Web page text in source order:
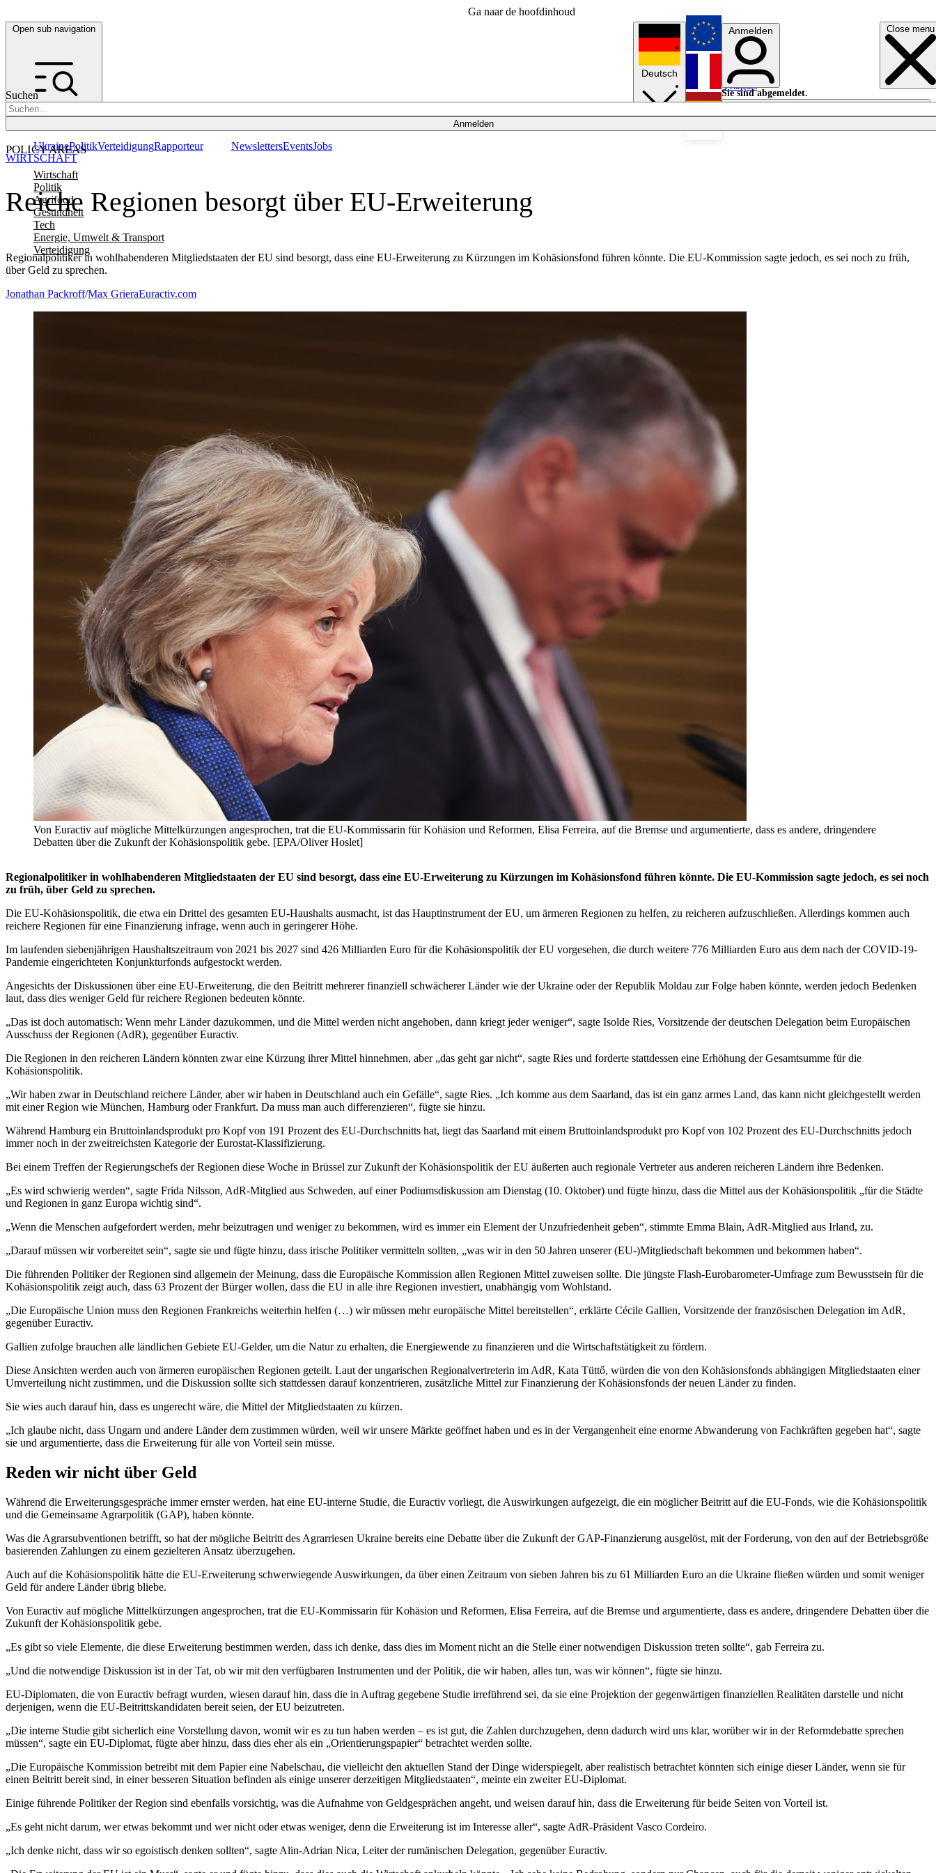
Ga naar de hoofdinhoud
Open sub navigation Close menu
Suchen
Anmelden
POLICY AREAS
Wirtschaft
Politik
Agrifood
Gesundheit
Tech
Energie, Umwelt & Transport
Verteidigung
UkrainePolitikVerteidigungRapporteur NewslettersEventsJobs
Deutsch
English
Français
Anmelden
Sie sind abgemeldet.
Anmelden
Licht aus
Reiche Regionen besorgt über EU-Erweiterung
Regionalpolitiker in wohlhabenderen Mitgliedstaaten der EU sind besorgt, dass eine EU-Erweiterung zu Kürzungen im Kohäsionsfond führen könnte. Die EU-Kommission sagte jedoch, es sei noch zu früh,
über Geld zu sprechen.
WIRTSCHAFT
Jonathan Packroff/Max GrieraEuractiv.com
Von Euractiv auf mögliche Mittelkürzungen angesprochen, trat die EU-Kommissarin für Kohäsion und Reformen, Elisa Ferreira, auf die Bremse und argumentierte, dass es andere, dringendere
Debatten über die Zukunft der Kohäsionspolitik gebe. [EPA/Oliver Hoslet]
Regionalpolitiker in wohlhabenderen Mitgliedstaaten der EU sind besorgt, dass eine EU-Erweiterung zu Kürzungen im Kohäsionsfond führen könnte. Die EU-Kommission sagte jedoch, es sei noch
zu früh, über Geld zu sprechen.
Die EU-Kohäsionspolitik, die etwa ein Drittel des gesamten EU-Haushalts ausmacht, ist das Hauptinstrument der EU, um ärmeren Regionen zu helfen, zu reicheren aufzuschließen. Allerdings kommen auch
reichere Regionen für eine Finanzierung infrage, wenn auch in geringerer Höhe.
Im laufenden siebenjährigen Haushaltszeitraum von 2021 bis 2027 sind 426 Milliarden Euro für die Kohäsionspolitik der EU vorgesehen, die durch weitere 776 Milliarden Euro aus dem nach der COVID-19-
Pandemie eingerichteten Konjunkturfonds aufgestockt werden.
Angesichts der Diskussionen über eine EU-Erweiterung, die den Beitritt mehrerer finanziell schwächerer Länder wie der Ukraine oder der Republik Moldau zur Folge haben könnte, werden jedoch Bedenken
laut, dass dies weniger Geld für reichere Regionen bedeuten könnte.
„Das ist doch automatisch: Wenn mehr Länder dazukommen, und die Mittel werden nicht angehoben, dann kriegt jeder weniger“, sagte Isolde Ries, Vorsitzende der deutschen Delegation beim Europäischen
Ausschuss der Regionen (AdR), gegenüber Euractiv.
Die Regionen in den reicheren Ländern könnten zwar eine Kürzung ihrer Mittel hinnehmen, aber „das geht gar nicht“, sagte Ries und forderte stattdessen eine Erhöhung der Gesamtsumme für die
Kohäsionspolitik.
„Wir haben zwar in Deutschland reichere Länder, aber wir haben in Deutschland auch ein Gefälle“, sagte Ries. „Ich komme aus dem Saarland, das ist ein ganz armes Land, das kann nicht gleichgestellt werden
mit einer Region wie München, Hamburg oder Frankfurt. Da muss man auch differenzieren“, fügte sie hinzu.
Während Hamburg ein Bruttoinlandsprodukt pro Kopf von 191 Prozent des EU-Durchschnitts hat, liegt das Saarland mit einem Bruttoinlandsprodukt pro Kopf von 102 Prozent des EU-Durchschnitts jedoch
immer noch in der zweitreichsten Kategorie der Eurostat-Klassifizierung.
Bei einem Treffen der Regierungschefs der Regionen diese Woche in Brüssel zur Zukunft der Kohäsionspolitik der EU äußerten auch regionale Vertreter aus anderen reicheren Ländern ihre Bedenken.
„Es wird schwierig werden“, sagte Frida Nilsson, AdR-Mitglied aus Schweden, auf einer Podiumsdiskussion am Dienstag (10. Oktober) und fügte hinzu, dass die Mittel aus der Kohäsionspolitik „für die Städte
und Regionen in ganz Europa wichtig sind“.
„Wenn die Menschen aufgefordert werden, mehr beizutragen und weniger zu bekommen, wird es immer ein Element der Unzufriedenheit geben“, stimmte Emma Blain, AdR-Mitglied aus Irland, zu.
„Darauf müssen wir vorbereitet sein“, sagte sie und fügte hinzu, dass irische Politiker vermitteln sollten, „was wir in den 50 Jahren unserer (EU-)Mitgliedschaft bekommen und bekommen haben“.
Die führenden Politiker der Regionen sind allgemein der Meinung, dass die Europäische Kommission allen Regionen Mittel zuweisen sollte. Die jüngste Flash-Eurobarometer-Umfrage zum Bewusstsein für die
Kohäsionspolitik zeigt auch, dass 63 Prozent der Bürger wollen, dass die EU in alle ihre Regionen investiert, unabhängig vom Wohlstand.
„Die Europäische Union muss den Regionen Frankreichs weiterhin helfen (…) wir müssen mehr europäische Mittel bereitstellen“, erklärte Cécile Gallien, Vorsitzende der französischen Delegation im AdR,
gegenüber Euractiv.
Gallien zufolge brauchen alle ländlichen Gebiete EU-Gelder, um die Natur zu erhalten, die Energiewende zu finanzieren und die Wirtschaftstätigkeit zu fördern.
Diese Ansichten werden auch von ärmeren europäischen Regionen geteilt. Laut der ungarischen Regionalvertreterin im AdR, Kata Tüttő, würden die von den Kohäsionsfonds abhängigen Mitgliedstaaten einer
Umverteilung nicht zustimmen, und die Diskussion sollte sich stattdessen darauf konzentrieren, zusätzliche Mittel zur Finanzierung der Kohäsionsfonds der neuen Länder zu finden.
Sie wies auch darauf hin, dass es ungerecht wäre, die Mittel der Mitgliedstaaten zu kürzen.
„Ich glaube nicht, dass Ungarn und andere Länder dem zustimmen würden, weil wir unsere Märkte geöffnet haben und es in der Vergangenheit eine enorme Abwanderung von Fachkräften gegeben hat“, sagte
sie und argumentierte, dass die Erweiterung für alle von Vorteil sein müsse.
Reden wir nicht über Geld
Während die Erweiterungsgespräche immer ernster werden, hat eine EU-interne Studie, die Euractiv vorliegt, die Auswirkungen aufgezeigt, die ein möglicher Beitritt auf die EU-Fonds, wie die Kohäsionspolitik
und die Gemeinsame Agrarpolitik (GAP), haben könnte.
Was die Agrarsubventionen betrifft, so hat der mögliche Beitritt des Agrarriesen Ukraine bereits eine Debatte über die Zukunft der GAP-Finanzierung ausgelöst, mit der Forderung, von den auf der Betriebsgröße
basierenden Zahlungen zu einem gezielteren Ansatz überzugehen.
Auch auf die Kohäsionspolitik hätte die EU-Erweiterung schwerwiegende Auswirkungen, da über einen Zeitraum von sieben Jahren bis zu 61 Milliarden Euro an die Ukraine fließen würden und somit weniger
Geld für andere Länder übrig bliebe.
Von Euractiv auf mögliche Mittelkürzungen angesprochen, trat die EU-Kommissarin für Kohäsion und Reformen, Elisa Ferreira, auf die Bremse und argumentierte, dass es andere, dringendere Debatten über die
Zukunft der Kohäsionspolitik gebe.
„Es gibt so viele Elemente, die diese Erweiterung bestimmen werden, dass ich denke, dass dies im Moment nicht an die Stelle einer notwendigen Diskussion treten sollte“, gab Ferreira zu.
„Und die notwendige Diskussion ist in der Tat, ob wir mit den verfügbaren Instrumenten und der Politik, die wir haben, alles tun, was wir können“, fügte sie hinzu.
EU-Diplomaten, die von Euractiv befragt wurden, wiesen darauf hin, dass die in Auftrag gegebene Studie irreführend sei, da sie eine Projektion der gegenwärtigen finanziellen Realitäten darstelle und nicht
derjenigen, wenn die EU-Beitrittskandidaten bereit seien, der EU beizutreten.
„Die interne Studie gibt sicherlich eine Vorstellung davon, womit wir es zu tun haben werden – es ist gut, die Zahlen durchzugehen, denn dadurch wird uns klar, worüber wir in der Reformdebatte sprechen
müssen“, sagte ein EU-Diplomat, fügte aber hinzu, dass dies eher als ein „Orientierungspapier“ betrachtet werden sollte.
„Die Europäische Kommission betreibt mit dem Papier eine Nabelschau, die vielleicht den aktuellen Stand der Dinge widerspiegelt, aber realistisch betrachtet könnten sich einige dieser Länder, wenn sie für
einen Beitritt bereit sind, in einer besseren Situation befinden als einige unserer derzeitigen Mitgliedstaaten“, meinte ein zweiter EU-Diplomat.
Einige führende Politiker der Region sind ebenfalls vorsichtig, was die Aufnahme von Geldgesprächen angeht, und weisen darauf hin, dass die Erweiterung für beide Seiten von Vorteil ist.
„Es geht nicht darum, wer etwas bekommt und wer nicht oder etwas weniger, denn die Erweiterung ist im Interesse aller“, sagte AdR-Präsident Vasco Cordeiro.
„Ich denke nicht, dass wir so egoistisch denken sollten“, sagte Alin-Adrian Nica, Leiter der rumänischen Delegation, gegenüber Euractiv.